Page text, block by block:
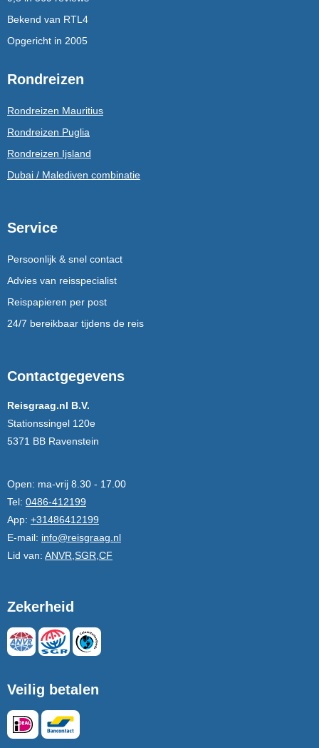
Bekend van RTL4
Opgericht in 2005
Rondreizen
Rondreizen Mauritius
Rondreizen Puglia
Rondreizen Ijsland
Dubai / Malediven combinatie
Service
Persoonlijk & snel contact
Advies van reisspecialist
Reispapieren per post
24/7 bereikbaar tijdens de reis
Contactgegevens
Reisgraag.nl B.V.
Stationssingel 120e
5371 BB Ravenstein
Open: ma-vrij 8.30 - 17.00
Tel: 0486-412199
App: +31486412199
E-mail: info@reisgraag.nl
Lid van: ANVR,SGR,CF
Zekerheid
Veilig betalen